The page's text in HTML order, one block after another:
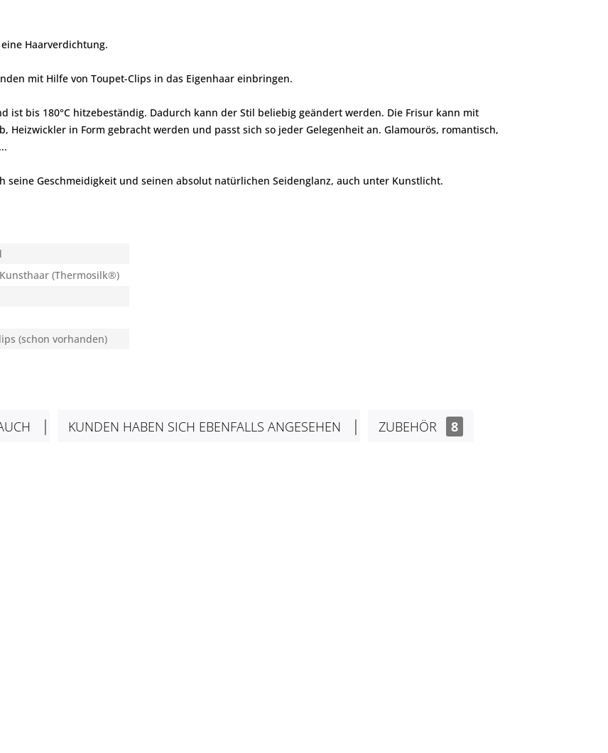
Haarverdichtung.
mit Hilfe von Toupet-Clips in das Eigenhaar einbringen.
ist bis 180°C hitzebeständig. Dadurch kann der Stil beliebig geändert werden. Die Frisur kann mit
Heizwickler in Form gebracht werden und passt sich so jeder Gelegenheit an. Glamourös, romantisch,
Geschmeidigkeit und seinen absolut natürlichen Seidenglanz, auch unter Kunstlicht.
(Thermosilk®)
(schon vorhanden)
KUNDEN HABEN SICH EBENFALLS ANGESEHEN ZUBEHÖR 8